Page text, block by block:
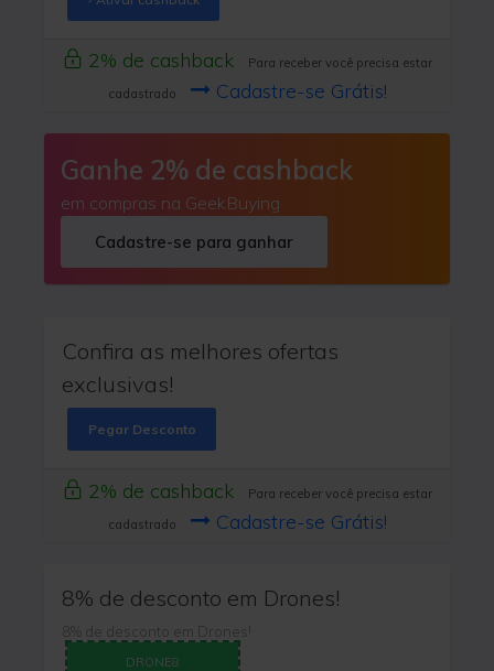
2% de cashback
Para receber você precisa estar
cadastrado
Cadastre-se Grátis!
Ganhe 2% de cashback
em compras na GeekBuying
Cadastre-se para ganhar
Confira as melhores ofertas
exclusivas!
Pegar Desconto
2% de cashback
Para receber você precisa estar
cadastrado
Cadastre-se Grátis!
8% de desconto em Drones!
8% de desconto em Drones!
DRONE8